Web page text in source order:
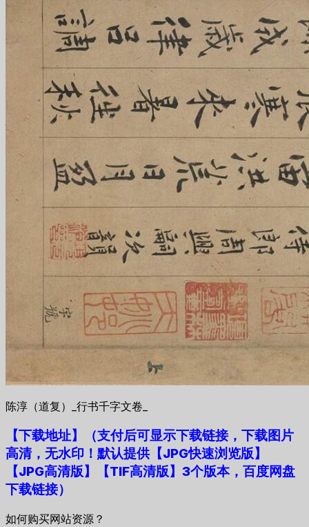
陈淳（道复）_行书千字文卷_
【下载地址】
（支付后可显示下载链接，下载图片
高清，无水印！默认提供【JPG快速浏览版】
【JPG高清版】【TIF高清版】3个版本，百度网盘
下载链接）
如何购买网站资源？